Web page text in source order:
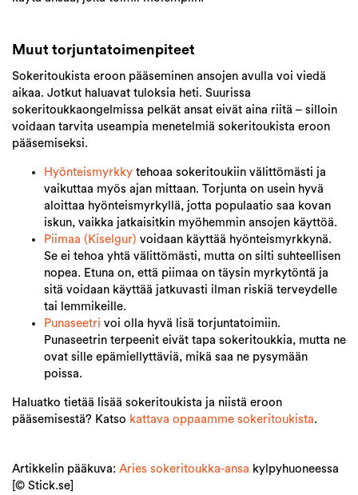
Muut torjuntatoimenpiteet
Sokeritoukista eroon pääseminen ansojen avulla voi viedä
aikaa. Jotkut haluavat tuloksia heti. Suurissa
sokeritoukkaongelmissa pelkät ansat eivät aina riitä – silloin
voidaan tarvita useampia menetelmiä sokeritoukista eroon
pääsemiseksi.
Hyönteismyrkky tehoaa sokeritoukiin välittömästi ja
vaikuttaa myös ajan mittaan. Torjunta on usein hyvä
aloittaa hyönteismyrkyllä, jotta populaatio saa kovan
iskun, vaikka jatkaisitkin myöhemmin ansojen käyttöä.
Piimaa (Kiselgur) voidaan käyttää hyönteismyrkkynä.
Se ei tehoa yhtä välittömästi, mutta on silti suhteellisen
nopea. Etuna on, että piimaa on täysin myrkytöntä ja
sitä voidaan käyttää jatkuvasti ilman riskiä terveydelle
tai lemmikeille.
Punaseetri voi olla hyvä lisä torjuntatoimiin.
Punaseetrin terpeenit eivät tapa sokeritoukkia, mutta ne
ovat sille epämiellyttäviä, mikä saa ne pysymään
poissa.
Haluatko tietää lisää sokeritoukista ja niistä eroon
pääsemisestä? Katso kattava oppaamme sokeritoukista.
Artikkelin pääkuva: Aries sokeritoukka-ansa kylpyhuoneessa
[© Stick.se]